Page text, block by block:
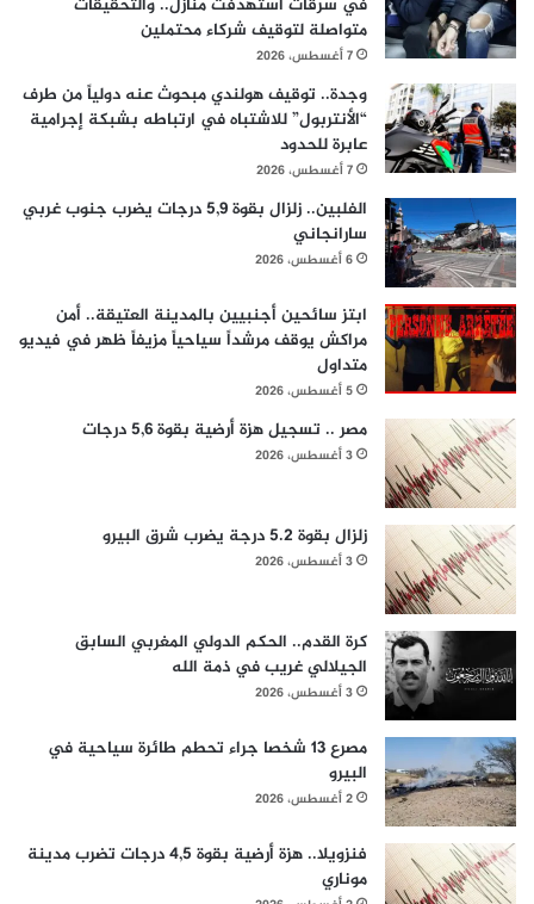
متواصلة لتوقيف شركاء محتملين
7 أغسطس، 2026
وجدة.. توقيف هولندي مبحوث عنه دولياً من طرف
“الأنتربول” للاشتباه في ارتباطه بشبكة إجرامية
عابرة للحدود
7 أغسطس، 2026
الفلبين.. زلزال بقوة 5,9 درجات يضرب جنوب غربي
سارانجاني
6 أغسطس، 2026
ابتز سائحين أجنبيين بالمدينة العتيقة.. أمن
مراكش يوقف مرشداً سياحياً مزيفاً ظهر في فيديو
متداول
5 أغسطس، 2026
مصر .. تسجيل هزة أرضية بقوة 5,6 درجات
3 أغسطس، 2026
زلزال بقوة 5.2 درجة يضرب شرق البيرو
3 أغسطس، 2026
كرة القدم.. الحكم الدولي المغربي السابق
الجيلالي غريب في ذمة الله
3 أغسطس، 2026
مصرع 13 شخصا جراء تحطم طائرة سياحية في
البيرو
2 أغسطس، 2026
فنزويلا.. هزة أرضية بقوة 4,5 درجات تضرب مدينة
موناري